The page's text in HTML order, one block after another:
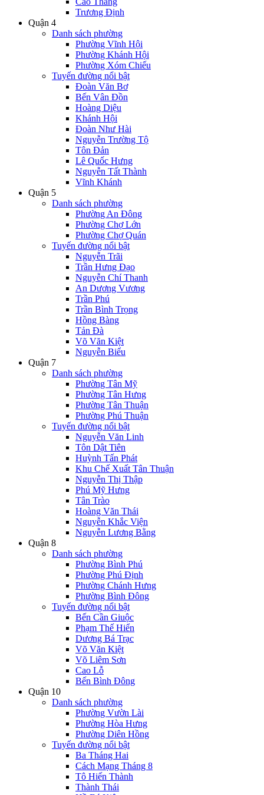
Trương Định
Quận 4
Danh sách phường
Phường Vĩnh Hội
Phường Khánh Hội
Phường Xóm Chiếu
Tuyến đường nổi bật
Đoàn Văn Bơ
Bến Vân Đồn
Hoàng Diệu
Khánh Hội
Đoàn Như Hài
Nguyễn Trường Tộ
Tôn Đản
Lê Quốc Hưng
Nguyễn Tất Thành
Vĩnh Khánh
Quận 5
Danh sách phường
Phường An Đông
Phường Chợ Lớn
Phường Chợ Quán
Tuyến đường nổi bật
Nguyễn Trãi
Trần Hưng Đạo
Nguyễn Chí Thanh
An Dương Vương
Trần Phú
Trần Bình Trọng
Hồng Bàng
Tản Đà
Võ Văn Kiệt
Nguyễn Biểu
Quận 7
Danh sách phường
Phường Tân Mỹ
Phường Tân Hưng
Phường Tân Thuận
Phường Phú Thuận
Tuyến đường nổi bật
Nguyễn Văn Linh
Tôn Dật Tiên
Huỳnh Tấn Phát
Khu Chế Xuất Tân Thuận
Nguyễn Thị Thập
Phú Mỹ Hưng
Tân Trào
Hoàng Văn Thái
Nguyễn Khắc Viện
Nguyễn Lương Bằng
Quận 8
Danh sách phường
Phường Bình Phú
Phường Phú Định
Phường Chánh Hưng
Phường Bình Đông
Tuyến đường nổi bật
Bến Cần Giuộc
Phạm Thế Hiển
Dương Bá Trạc
Võ Văn Kiệt
Võ Liêm Sơn
Cao Lỗ
Bến Bình Đông
Quận 10
Danh sách phường
Phường Vườn Lài
Phường Hòa Hưng
Phường Diên Hồng
Tuyến đường nổi bật
Ba Tháng Hai
Cách Mạng Tháng 8
Tô Hiến Thành
Thành Thái